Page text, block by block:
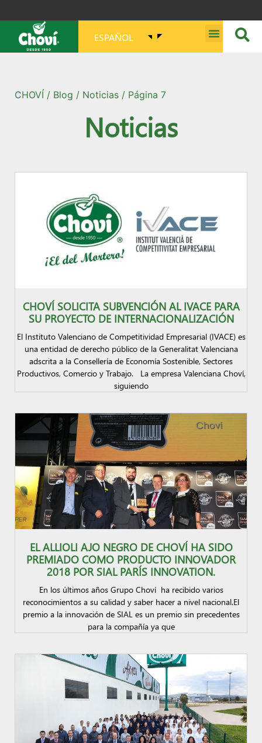
ESPAÑOL
CHOVÍ / Blog / Noticias / Página 7
Noticias
CHOVÍ SOLICITA SUBVENCIÓN AL IVACE PARA
SU PROYECTO DE INTERNACIONALIZACIÓN
El Instituto Valenciano de Competitividad Empresarial (IVACE) es
una entidad de derecho público de la Generalitat Valenciana
adscrita a la Consellería de Economía Sostenible, Sectores
Productivos, Comercio y Trabajo. La empresa Valenciana Choví,
siguiendo
EL ALLIOLI AJO NEGRO DE CHOVÍ HA SIDO
PREMIADO COMO PRODUCTO INNOVADOR
2018 POR SIAL PARÍS INNOVATION.
En los últimos años Grupo Choví ha recibido varios
reconocimientos a su calidad y saber hacer a nivel nacional.El
premio a la innovación de SIAL es un premio sin precedentes
para la compañía ya que